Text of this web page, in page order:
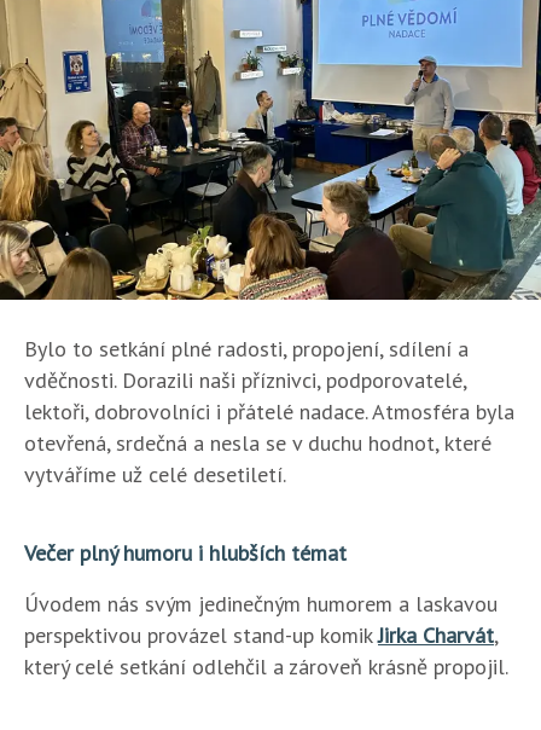
Bylo to setkání plné radosti, propojení, sdílení a
vděčnosti. Dorazili naši příznivci, podporovatelé,
lektoři, dobrovolníci i přátelé nadace. Atmosféra byla
otevřená, srdečná a nesla se v duchu hodnot, které
vytváříme už celé desetiletí.
Večer plný humoru i hlubších témat
Úvodem nás svým jedinečným humorem a laskavou
perspektivou provázel stand-up komikJirka Charvát,
který celé setkání odlehčil a zároveň krásně propojil.